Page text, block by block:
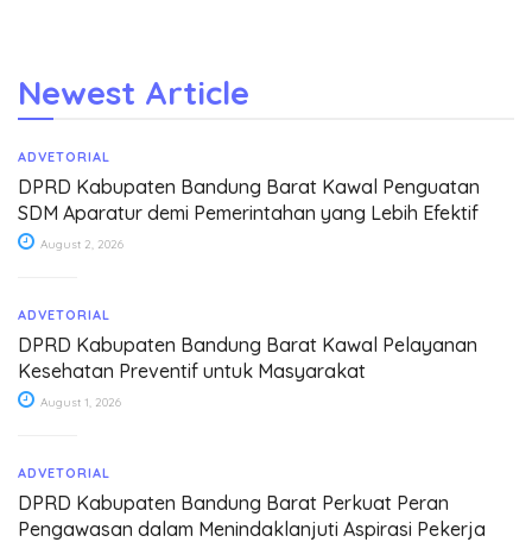
Newest Article
ADVETORIAL
DPRD Kabupaten Bandung Barat Kawal Penguatan
SDM Aparatur demi Pemerintahan yang Lebih Efektif
August 2, 2026
ADVETORIAL
DPRD Kabupaten Bandung Barat Kawal Pelayanan
Kesehatan Preventif untuk Masyarakat
August 1, 2026
ADVETORIAL
DPRD Kabupaten Bandung Barat Perkuat Peran
Pengawasan dalam Menindaklanjuti Aspirasi Pekerja